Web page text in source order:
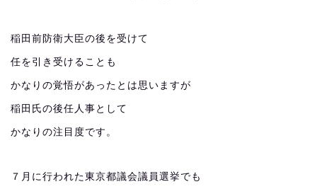
稲田前防衛大臣の後を受けて
任を引き受けることも
かなりの覚悟があったとは思いますが
稲田氏の後任人事として
かなりの注目度です。
７月に行われた東京都議会議員選挙でも